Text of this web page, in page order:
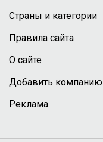
Страны и категории
Правила сайта
О сайте
Добавить компанию
Реклама